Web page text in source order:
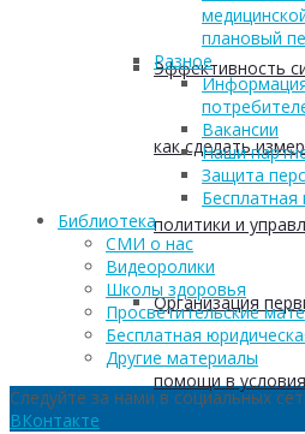
Эффективность
как сделать
политики и
Организация
помощи в
плановый
Разное
Вакансии
Наши
Защита
Библиотека
СМИ о нас
Видеоролики
Школы здоровья
Просветительские
Бесплатная
Другие материалы
Следуйте за нами в социальных
ВКонтакте